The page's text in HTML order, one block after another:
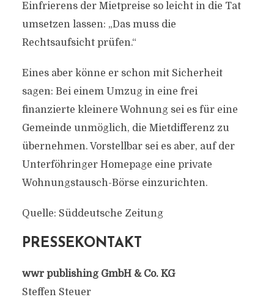
Einfrierens der Mietpreise so leicht in die Tat
umsetzen lassen: „Das muss die
Rechtsaufsicht prüfen.“
Eines aber könne er schon mit Sicherheit
sagen: Bei einem Umzug in eine frei
finanzierte kleinere Wohnung sei es für eine
Gemeinde unmöglich, die Mietdifferenz zu
übernehmen. Vorstellbar sei es aber, auf der
Unterföhringer Homepage eine private
Wohnungstausch-Börse einzurichten.
Quelle: Süddeutsche Zeitung
PRESSEKONTAKT
wwr publishing GmbH & Co. KG
Steffen Steuer